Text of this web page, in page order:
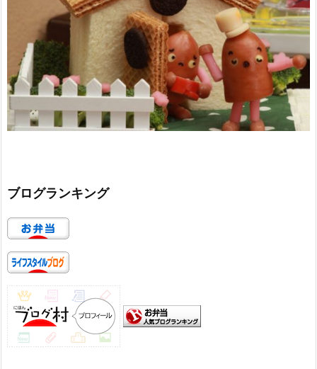
ブログランキング